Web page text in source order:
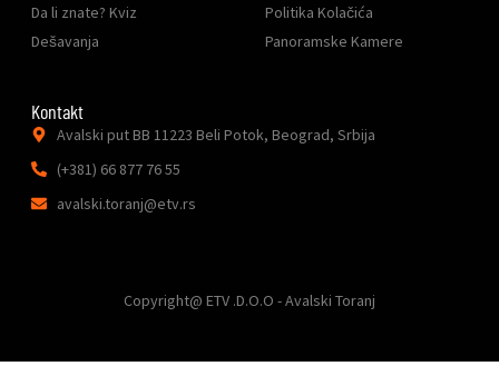
Da li znate? Kviz
Dešavanja
Politika Kolačića
Panoramske Kamere
Kontakt
Avalski put BB 11223 Beli Potok, Beograd, Srbija
(+381) 66 877 76 55
avalski.toranj@etv.rs
Copyright@ ETV .D.O.O - Avalski Toranj